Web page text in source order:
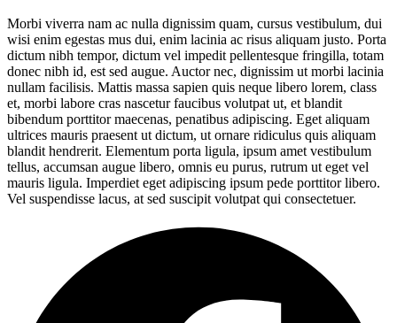
Morbi viverra nam ac nulla dignissim quam, cursus vestibulum, dui
wisi enim egestas mus dui, enim lacinia ac risus aliquam justo. Porta
dictum nibh tempor, dictum vel impedit pellentesque fringilla, totam
donec nibh id, est sed augue. Auctor nec, dignissim ut morbi lacinia
nullam facilisis. Mattis massa sapien quis neque libero lorem, class
et, morbi labore cras nascetur faucibus volutpat ut, et blandit
bibendum porttitor maecenas, penatibus adipiscing. Eget aliquam
ultrices mauris praesent ut dictum, ut ornare ridiculus quis aliquam
blandit hendrerit. Elementum porta ligula, ipsum amet vestibulum
tellus, accumsan augue libero, omnis eu purus, rutrum ut eget vel
mauris ligula. Imperdiet eget adipiscing ipsum pede porttitor libero.
Vel suspendisse lacus, at sed suscipit volutpat qui consectetuer.